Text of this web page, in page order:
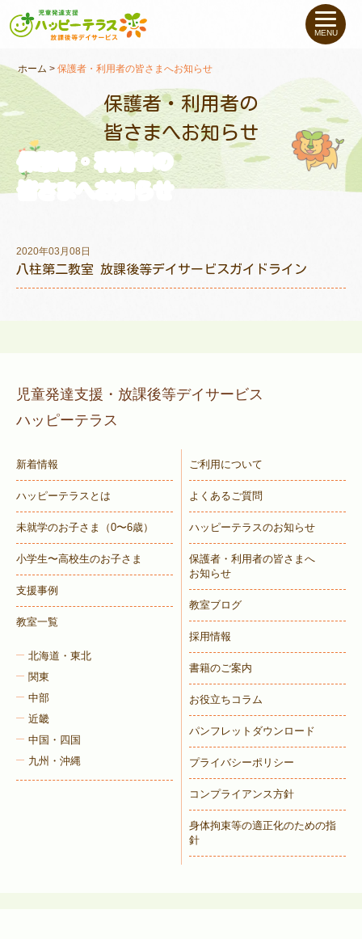
私たちについて
未就学のお子さま（０〜６才）
小学生〜高校生の お子さま
支援事例
教室一覧
MENU
ホーム >保護者・利用者の皆さまへお知らせ
保護者・利用者の
皆さまへお知らせ
保護者・利用者の
皆さまへお知らせ
2020年03月08日
八柱第二教室 放課後等デイサービスガイドライン
児童発達支援・放課後等デイサービス
ハッピーテラス
新着情報
ハッピーテラスとは
未就学のお子さま （0〜6歳）
小学生〜高校生のお子さま
支援事例
教室一覧
北海道・東北
関東
中部
近畿
中国・四国
九州・沖縄
ご利用について
よくあるご質問
ハッピーテラスのお知らせ
保護者・利用者の皆さまへ
お知らせ
教室ブログ
採用情報
書籍のご案内
お役立ちコラム
パンフレットダウンロード
プライバシーポリシー
コンプライアンス方針
身体拘束等の適正化のための指
針